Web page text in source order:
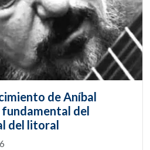
de Aníbal
fundamental del
del litoral